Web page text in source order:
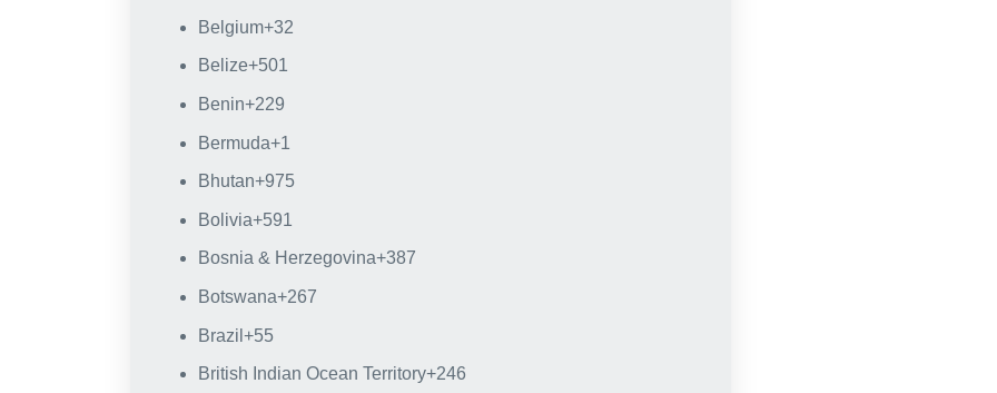
Belgium+32
Belize+501
Benin+229
Bermuda+1
Bhutan+975
Bolivia+591
Bosnia & Herzegovina+387
Botswana+267
Brazil +55
British Indian Ocean Territory+246